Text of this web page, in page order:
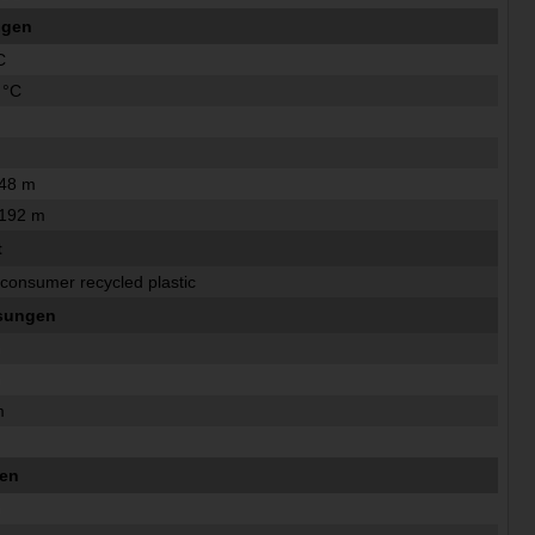
m
m
recycled plastic